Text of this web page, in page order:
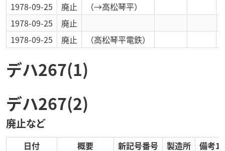
1978-09-25
廃止
（→高松琴平）
1978-09-25
廃止
1978-09-25
廃止 （高松琴平電鉄）
デハ267(1)
デハ267(2)
廃止など
日付 概要 新記号番号 製造所 備考1